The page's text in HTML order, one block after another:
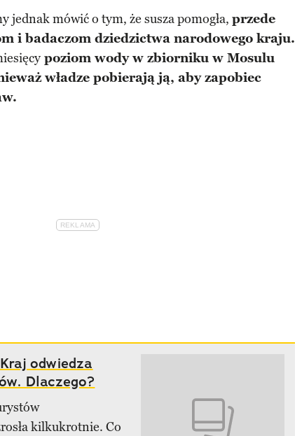
jednak mówić o tym, że susza pomogła, przede
i badaczom dziedzictwa narodowego kraju.
poziom wody w zbiorniku w Mosulu
władze pobierają ją, aby zapobiec
odwiedza
Dlaczego?
kilkukrotnie. Co